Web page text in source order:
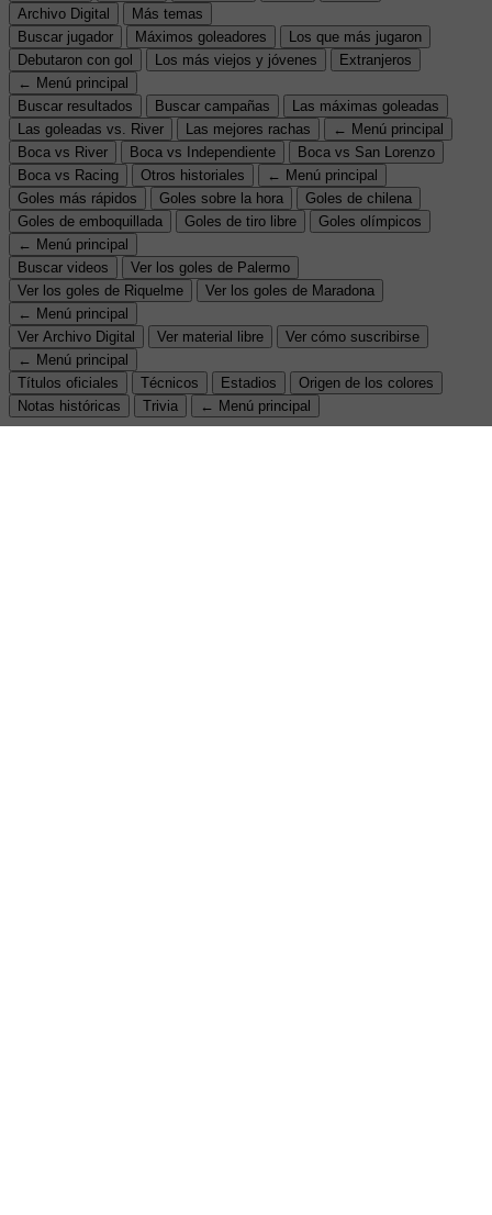
Archivo Digital
Más temas
Buscar jugador
Máximos goleadores
Los que más jugaron
Debutaron con gol
Los más viejos y jóvenes
Extranjeros
← Menú principal
Buscar resultados
Buscar campañas
Las máximas goleadas
Las goleadas vs. River
Las mejores rachas
← Menú principal
Boca vs River
Boca vs Independiente
Boca vs San Lorenzo
Boca vs Racing
Otros historiales
← Menú principal
Goles más rápidos
Goles sobre la hora
Goles de chilena
Goles de emboquillada
Goles de tiro libre
Goles olímpicos
← Menú principal
Buscar videos
Ver los goles de Palermo
Ver los goles de Riquelme
Ver los goles de Maradona
← Menú principal
Ver Archivo Digital
Ver material libre
Ver cómo suscribirse
← Menú principal
Títulos oficiales
Técnicos Estadios
Origen de los colores
Notas históricas
Trivia ← Menú principal